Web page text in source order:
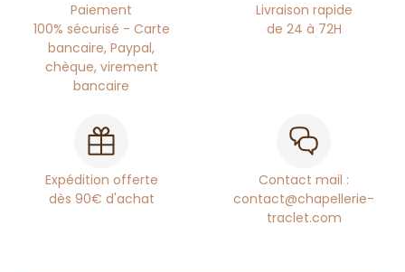
Paiement
100% sécurisé - Carte
bancaire, Paypal,
chèque, virement
bancaire
Livraison rapide
de 24 à 72H
Expédition offerte
dès 90€ d'achat
Contact mail :
contact@chapellerie-
traclet.com